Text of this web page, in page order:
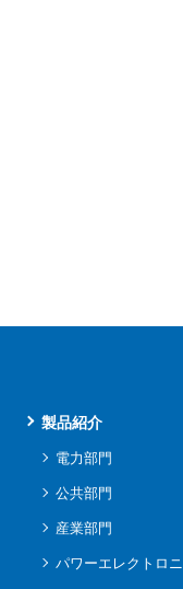
製品紹介
電力部門
公共部門
産業部門
パワーエレクトロ